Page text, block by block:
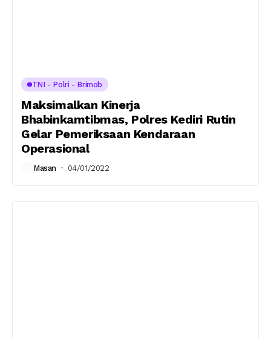
TNI - Polri - Brimob
Maksimalkan Kinerja
Bhabinkamtibmas, Polres Kediri Rutin
Gelar Pemeriksaan Kendaraan
Operasional
Masan 04/01/2022